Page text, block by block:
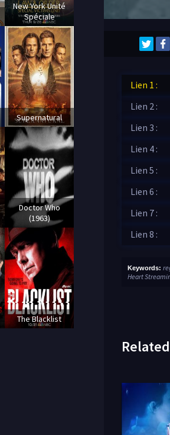
Lien 1 :
Lien 2 :
Lien 3 :
Lien 4 :
Lien 5 :
Lien 6 :
Lien 7 :
Lien 8 :
Keywords:
Heart
New York Unité
Spéciale
Supernatural
Doctor Who
(1963)
The Blacklist